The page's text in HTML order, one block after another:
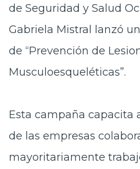
de Seguridad y Salud
Gabriela Mistral lanzó
de “Prevención de
Musculoesqueléticas”.
Esta campaña capacita
de las empresas
mayoritariamente